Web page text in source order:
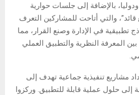
بالإضافة إلى جلسات حوارية
والتي أتاحت للمشاركين التعرف
تطبيقية في الإدارة وصنع القرار، مما
المعرفة النظرية والتطبيق العملي
مشاريع تنفيذية جماعية تهدف إلى
إلى حلول عملية قابلة للتطبيق. وركزوا